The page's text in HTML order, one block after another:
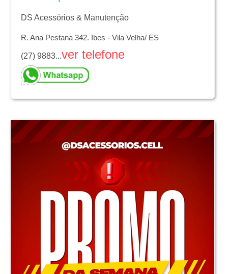
DS Acessórios & Manutenção
R. Ana Pestana 342. Ibes - Vila Velha/ ES
(27) 9883...ver telefone